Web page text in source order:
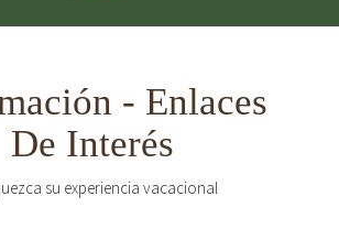
- Enlaces
De Interés
su experiencia vacacional